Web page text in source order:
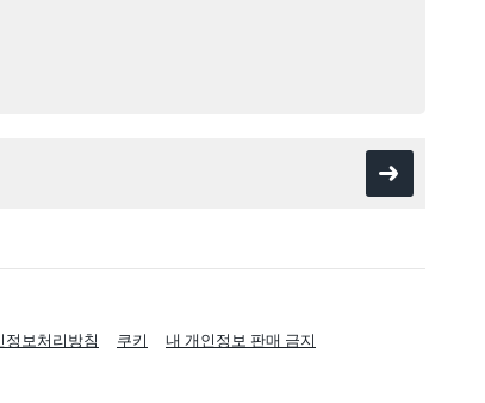
정보처리방침 쿠키 내 개인정보 판매 금지